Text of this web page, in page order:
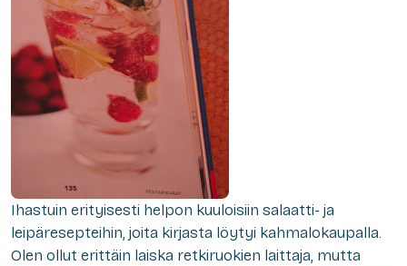
Ihastuin erityisesti helpon kuuloisiin salaatti- ja
leipäresepteihin, joita kirjasta löytyi kahmalokaupalla.
Olen ollut erittäin laiska retkiruokien laittaja, mutta